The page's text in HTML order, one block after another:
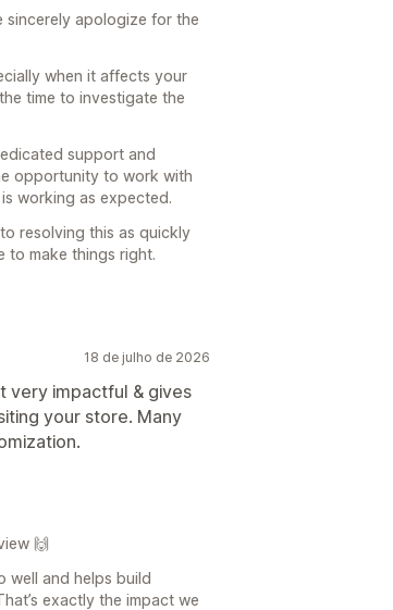
sincerely apologize for the
when it affects your
time to investigate the
support and
opportunity to work with
working as expected.
resolving this as quickly
to make things right.
18 de julho de 2026
very impactful & gives
your store. Many
🙌
well and helps build
exactly the impact we